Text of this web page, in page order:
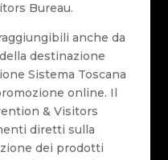
Bureau.
anche da
destinazione
Sistema Toscana
online. Il
& Visitors
diretti sulla
dei prodotti